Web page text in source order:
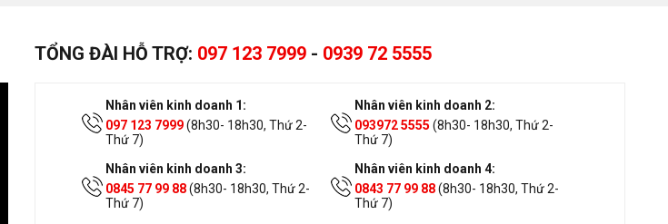
TỔNG ĐÀI HỖ TRỢ: 097 123 7999 - 0939 72 5555
Nhân viên kinh doanh 1:
097 123 7999(8h30- 18h30, Thứ 2-
Thứ 7)
Nhân viên kinh doanh 2:
093972 5555 (8h30- 18h30, Thứ 2-
Thứ 7)
Nhân viên kinh doanh 3:
0845 77 99 88(8h30- 18h30, Thứ 2-
Thứ 7)
Nhân viên kinh doanh 4:
0843 77 99 88(8h30- 18h30, Thứ 2-
Thứ 7)